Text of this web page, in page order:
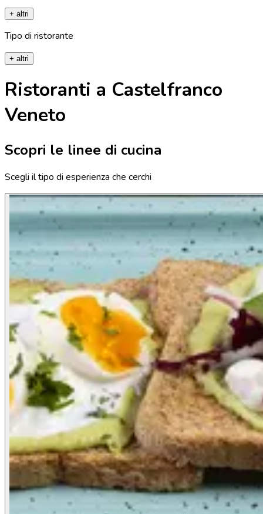
+ altri
Tipo di ristorante
+ altri
Ristoranti a Castelfranco
Veneto
Scopri le linee di cucina
Scegli il tipo di esperienza che cerchi